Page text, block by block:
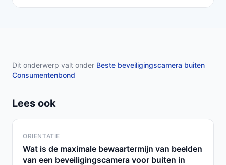
Dit onderwerp valt onder Beste beveiligingscamera buiten
Consumentenbond
Lees ook
ORIENTATIE
Wat is de maximale bewaartermijn van beelden
van een beveiligingscamera voor buiten in